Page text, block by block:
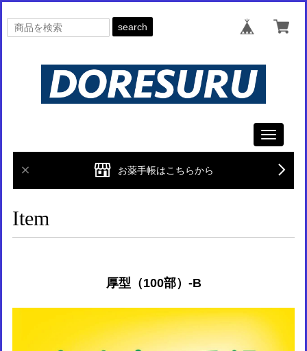
search
Toggle
お薬手帳はこちらから
Item
厚型（100部）-B